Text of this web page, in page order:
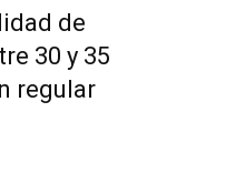
de
30 y 35
regular